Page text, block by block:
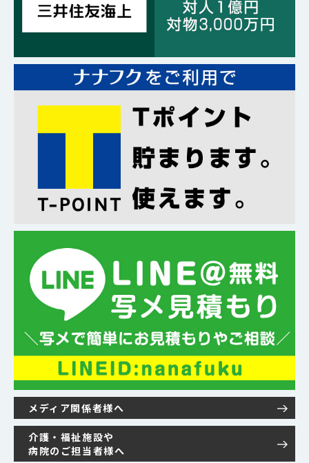
メディア関係者様へ
介護・福祉施設や
病院のご担当者様へ